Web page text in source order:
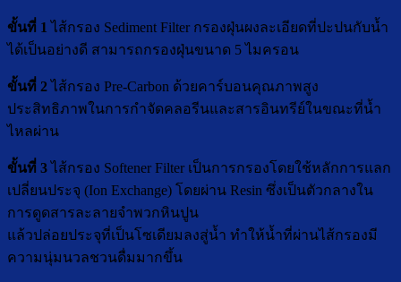
ขั้นที่ 1 ไส้กรอง Sediment Filter กรองฝุ่นผงละเอียดที่ปะปนกับน้ำ
ได้เป็นอย่างดี สามารถกรองฝุ่นขนาด 5 ไมครอน
ขั้นที่ 2ไส้กรอง Pre-Carbon ด้วยคาร์บอนคุณภาพสูง
ประสิทธิภาพในการกำจัดคลอรีนและสารอินทรีย์ในขณะที่น้ำ
ไหลผ่าน
ขั้นที่ 3ไส้กรอง Softener Filter เป็นการกรองโดยใช้หลักการแลก
เปลี่ยนประจุ (Ion Exchange) โดยผ่าน Resin ซึ่งเป็นตัวกลางใน
การดูดสารละลายจำพวกหินปูน
แล้วปล่อยประจุที่เป็นโซเดียมลงสู่น้ำ ทำให้น้ำที่ผ่านไส้กรองมี
ความนุ่มนวลชวนดื่มมากขึ้น